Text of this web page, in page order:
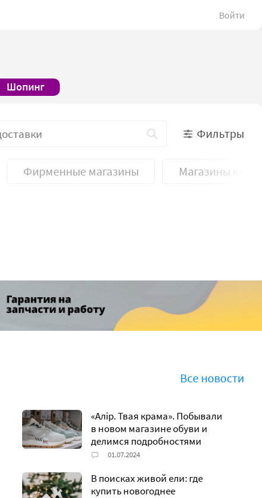
Войти
Шопинг
Фильтры
Шопінг па-беларуску
Фирменные магазины Магазины
Все новости
«Алiр. Твая крама». Побывали
в новом магазине обуви и
делимся подробностями
В поисках живой ели: где
купить новогоднее